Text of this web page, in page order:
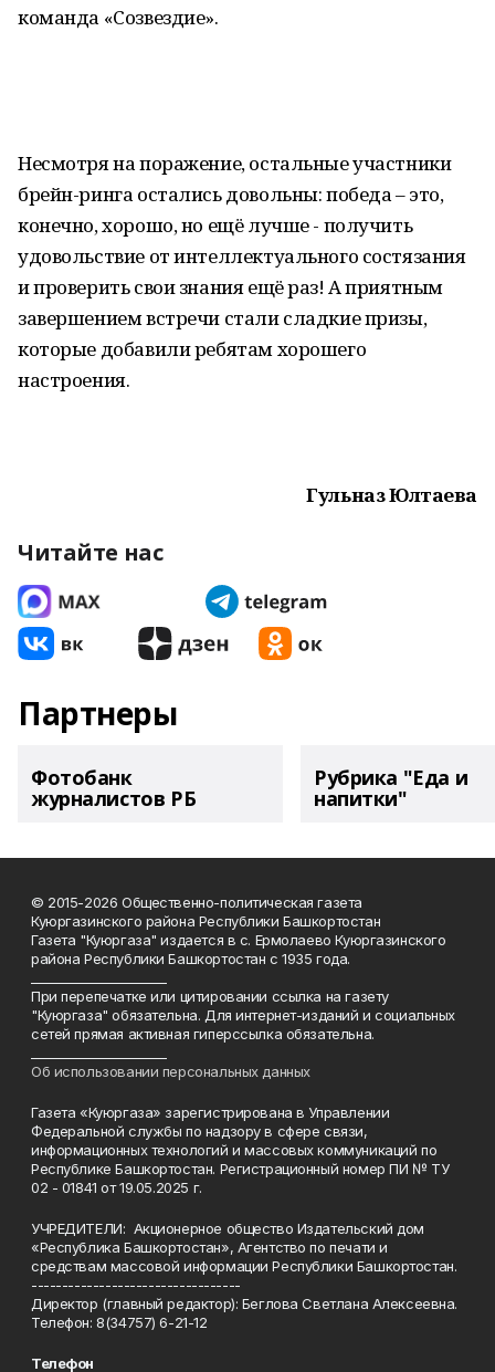
команда «Созвездие».
Несмотря на поражение, остальные участники
брейн-ринга остались довольны: победа – это,
конечно, хорошо, но ещё лучше - получить
удовольствие от интеллектуального состязания
и проверить свои знания ещё раз! А приятным
завершением встречи стали сладкие призы,
которые добавили ребятам хорошего
настроения.
Гульназ Юлтаева
Читайте нас
Партнеры
Фотобанк
журналистов РБ
Рубрика "Еда и
напитки"
© 2015-2026 Общественно-политическая газета
Куюргазинского района Республики Башкортостан
Газета "Куюргаза" издается в с. Ермолаево Куюргазинского
района Республики Башкортостан с 1935 года.
При перепечатке или цитировании ссылка на газету
"Куюргаза" обязательна. Для интернет-изданий и социальных
сетей прямая активная гиперссылка обязательна.
Об использовании персональных данных
Газета «Куюргаза» зарегистрирована в Управлении
Федеральной службы по надзору в сфере связи,
информационных технологий и массовых коммуникаций по
Республике Башкортостан. Регистрационный номер ПИ № ТУ
02 - 01841 от 19.05.2025 г.
УЧРЕДИТЕЛИ: Акционерное общество Издательский дом
«Республика Башкортостан», Агентство по печати и
средствам массовой информации Республики Башкортостан.
----------------------------------
Директор (главный редактор): Беглова Светлана Алексеевна.
Телефон: 8(34757) 6-21-12
Телефон